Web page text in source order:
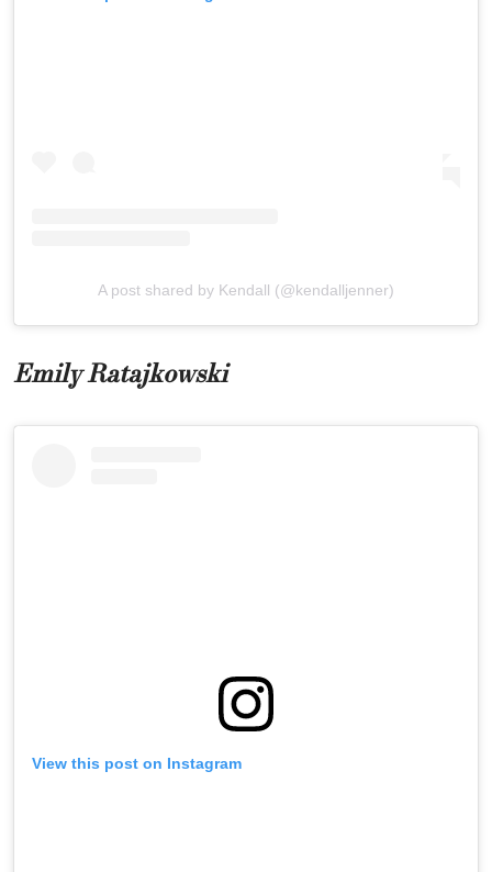
A post shared by Kendall (@kendalljenner)
Emily Ratajkowski
View this post on Instagram